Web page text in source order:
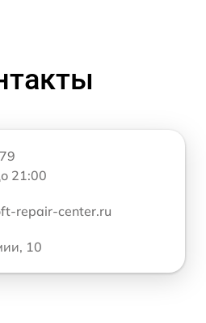
21:00
repair-center.ru
10